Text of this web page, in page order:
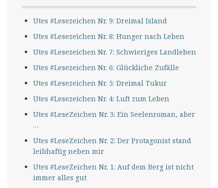
Utes #Lesezeichen Nr. 9: Dreimal Island
Utes #Lesezeichen Nr. 8: Hunger nach Leben
Utes #Lesezeichen Nr. 7: Schwieriges Landleben
Utes #Lesezeichen Nr. 6: Glückliche Zufälle
Utes #Lesezeichen Nr. 5: Dreimal Tukur
Utes #Lesezeichen Nr. 4: Luft zum Leben
Utes #LeseZeichen Nr. 3: Ein Seelenroman, aber
…
Utes #LeseZeichen Nr. 2: Der Protagonist stand
leibhaftig neben mir
Utes #LeseZeichen Nr. 1: Auf dem Berg ist nicht
immer alles gut